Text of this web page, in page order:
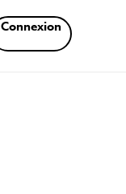
Connexion